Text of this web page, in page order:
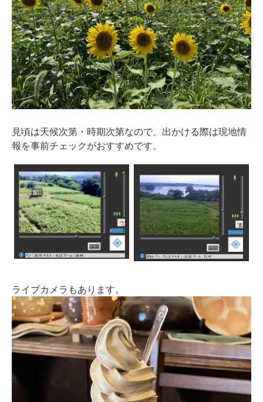
見頃は天候次第・時期次第なので、出かける際は現地情
報を事前チェックがおすすめです。
ライブカメラもあります。